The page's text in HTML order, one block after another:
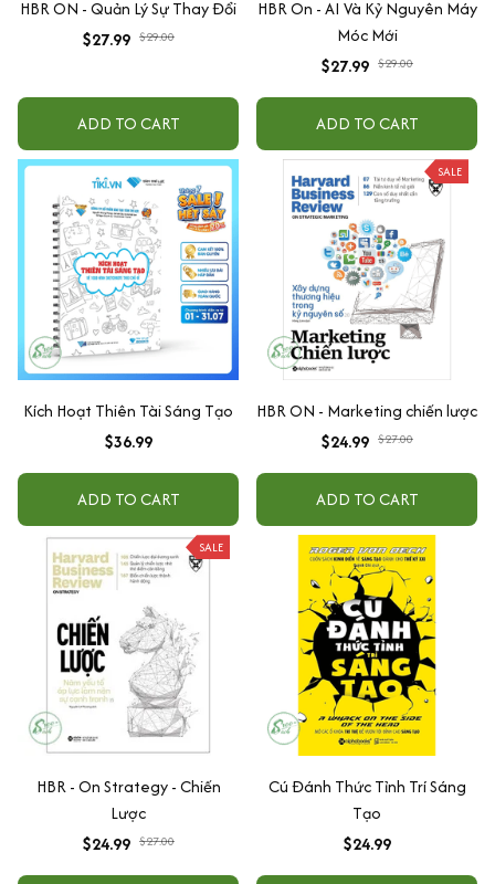
HBR ON - Quản Lý Sự Thay Đổi
$27.99 $29.00
ADD TO CART
HBR On - AI Và Kỷ Nguyên Máy
Móc Mới
$27.99 $29.00
ADD TO CART
Kích Hoạt Thiên Tài Sáng Tạo
$36.99
ADD TO CART
SALE
HBR ON - Marketing chiến lược
$24.99 $27.00
ADD TO CART
SALE
HBR - On Strategy - Chiến
Lược
$24.99 $27.00
Cú Đánh Thức Tỉnh Trí Sáng
Tạo
$24.99